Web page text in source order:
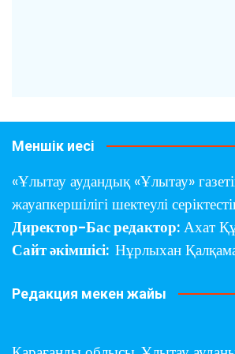
Меншік иесі
«Ұлытау аудандық «Ұлытау»
жауапкершілігі шектеулі
Директор-Бас редактор: Ахат
Сайт әкімшісі: Нұрлыхан
Редакция мекен жайы